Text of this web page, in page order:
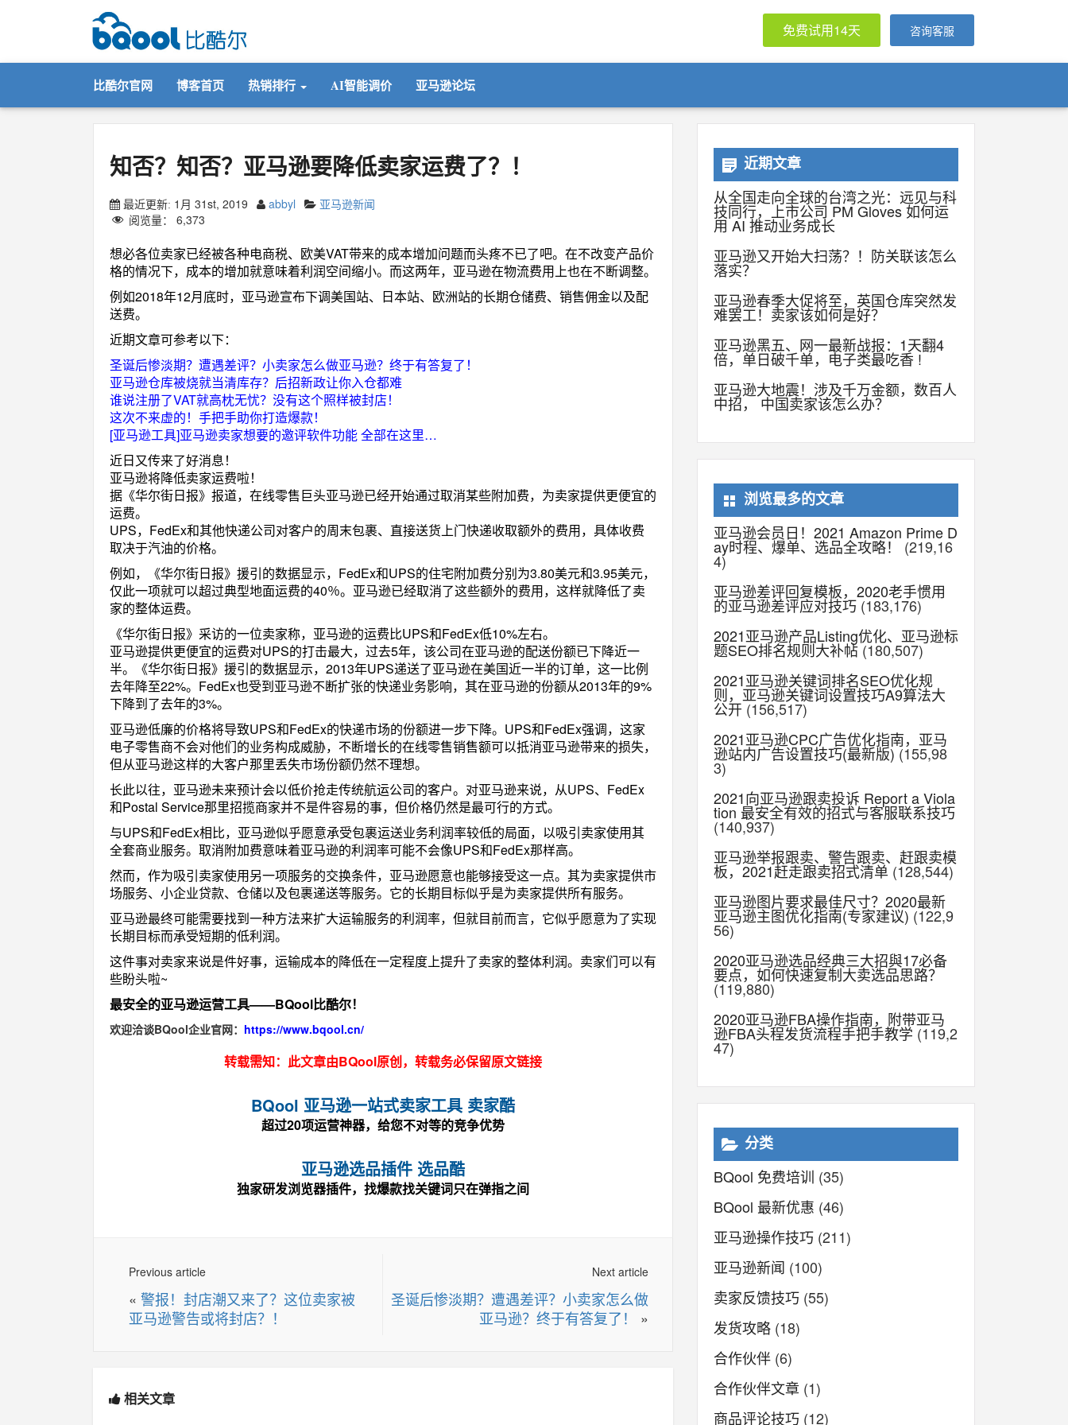
免费试用14天 咨询客服
比酷尔官网 博客首页 热销排行 AI智能调价 亚马逊论坛
知否？知否？亚马逊要降低卖家运费了？！
最近更新: 1月 31st, 2019 abbyl
亚马逊新闻
阅览量： 6,373
想必各位卖家已经被各种电商税、欧美VAT带来的成本增加问题而头疼不已了吧。在不改变产品价
格的情况下，成本的增加就意味着利润空间缩小。而这两年，亚马逊在物流费用上也在不断调整。
例如2018年12月底时，亚马逊宣布下调美国站、日本站、欧洲站的长期仓储费、销售佣金以及配
送费。
近期文章可参考以下：
圣诞后惨淡期？遭遇差评？小卖家怎么做亚马逊？终于有答复了！
亚马逊仓库被烧就当清库存？后招新政让你入仓都难
谁说注册了VAT就高枕无忧？没有这个照样被封店！
这次不来虚的！手把手助你打造爆款！
[亚马逊工具]亚马逊卖家想要的邀评软件功能 全部在这里…
近日又传来了好消息！
亚马逊将降低卖家运费啦！
据《华尔街日报》报道，在线零售巨头亚马逊已经开始通过取消某些附加费，为卖家提供更便宜的
运费。
UPS，FedEx和其他快递公司对客户的周末包裹、直接送货上门快递收取额外的费用，具体收费
取决于汽油的价格。
例如，《华尔街日报》援引的数据显示，FedEx和UPS的住宅附加费分别为3.80美元和3.95美元，
仅此一项就可以超过典型地面运费的40％。亚马逊已经取消了这些额外的费用，这样就降低了卖
家的整体运费。
《华尔街日报》采访的一位卖家称，亚马逊的运费比UPS和FedEx低10%左右。
亚马逊提供更便宜的运费对UPS的打击最大，过去5年，该公司在亚马逊的配送份额已下降近一
半。《华尔街日报》援引的数据显示，2013年UPS递送了亚马逊在美国近一半的订单，这一比例
去年降至22%。FedEx也受到亚马逊不断扩张的快递业务影响，其在亚马逊的份额从2013年的9%
下降到了去年的3%。
亚马逊低廉的价格将导致UPS和FedEx的快递市场的份额进一步下降。UPS和FedEx强调，这家
电子零售商不会对他们的业务构成威胁，不断增长的在线零售销售额可以抵消亚马逊带来的损失，
但从亚马逊这样的大客户那里丢失市场份额仍然不理想。
长此以往，亚马逊未来预计会以低价抢走传统航运公司的客户。对亚马逊来说，从UPS、FedEx
和Postal Service那里招揽商家并不是件容易的事，但价格仍然是最可行的方式。
与UPS和FedEx相比，亚马逊似乎愿意承受包裹运送业务利润率较低的局面，以吸引卖家使用其
全套商业服务。取消附加费意味着亚马逊的利润率可能不会像UPS和FedEx那样高。
然而，作为吸引卖家使用另一项服务的交换条件，亚马逊愿意也能够接受这一点。其为卖家提供市
场服务、小企业贷款、仓储以及包裹递送等服务。它的长期目标似乎是为卖家提供所有服务。
亚马逊最终可能需要找到一种方法来扩大运输服务的利润率，但就目前而言，它似乎愿意为了实现
长期目标而承受短期的低利润。
这件事对卖家来说是件好事，运输成本的降低在一定程度上提升了卖家的整体利润。卖家们可以有
些盼头啦~
最安全的亚马逊运营工具——BQool比酷尔！
欢迎洽谈BQool企业官网： https://www.bqool.cn/
转载需知：此文章由BQool原创，转载务必保留原文链接
BQool 亚马逊一站式卖家工具 卖家酷
超过20项运营神器，给您不对等的竞争优势
亚马逊选品插件 选品酷
独家研发浏览器插件，找爆款找关键词只在弹指之间
Next article
圣诞后惨淡期？遭遇差评？小卖家怎么做
亚马逊？终于有答复了！
»
Previous article
« 警报！封店潮又来了？这位卖家被
亚马逊警告或将封店？！
相关文章
近期文章
从全国走向全球的台湾之光：远见与科
技同行，上市公司 PM Gloves 如何运
用 AI 推动业务成长
亚马逊又开始大扫荡？！防关联该怎么
落实？
亚马逊春季大促将至，英国仓库突然发
难罢工！卖家该如何是好？
亚马逊黑五、网一最新战报：1天翻4
倍，单日破千单，电子类最吃香 !
亚马逊大地震！涉及千万金额，数百人
中招， 中国卖家该怎么办？
浏览最多的文章
亚马逊会员日！2021 Amazon Prime D
ay时程、爆单、选品全攻略！ (219,16
4)
亚马逊差评回复模板，2020老手惯用
的亚马逊差评应对技巧 (183,176)
2021亚马逊产品Listing优化、亚马逊标
题SEO排名规则大补帖(180,507)
2021亚马逊关键词排名SEO优化规
则，亚马逊关键词设置技巧A9算法大
公开 (156,517)
2021亚马逊CPC广告优化指南，亚马
逊站内广告设置技巧(最新版) (155,98
3)
2021向亚马逊跟卖投诉 Report a Viola
tion 最安全有效的招式与客服联系技巧
(140,937)
亚马逊举报跟卖、警告跟卖、赶跟卖模
板，2021赶走跟卖招式清单 (128,544)
亚马逊图片要求最佳尺寸？2020最新
亚马逊主图优化指南(专家建议) (122,9
56)
2020亚马逊选品经典三大招與17必备
要点，如何快速复制大卖选品思路？
(119,880)
2020亚马逊FBA操作指南，附带亚马
逊FBA头程发货流程手把手教学 (119,2
47)
分类
BQool 免费培训 (35)
BQool 最新优惠 (46)
亚马逊操作技巧 (211)
亚马逊新闻 (100)
卖家反馈技巧 (55)
发货攻略 (18)
合作伙伴 (6)
合作伙伴文章 (1)
商品评论技巧 (12)